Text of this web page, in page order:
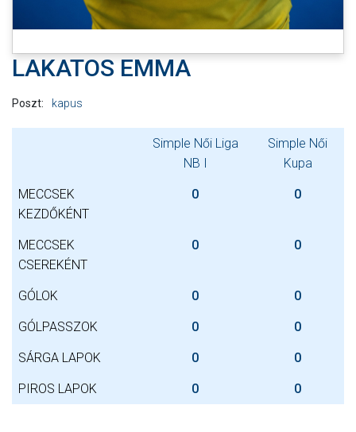
LAKATOS EMMA
Poszt: kapus
Simple Női Liga
NB I
Simple Női
Kupa
MECCSEK
KEZDŐKÉNT
0 0
MECCSEK
CSEREKÉNT
0 0
GÓLOK 0 0
GÓLPASSZOK 0 0
SÁRGA LAPOK 0 0
PIROS LAPOK 0 0